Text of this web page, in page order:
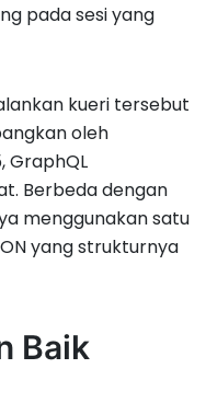
pada sesi yang
kueri tersebut
oleh
GraphQL
Berbeda dengan
menggunakan satu
yang strukturnya
Baik